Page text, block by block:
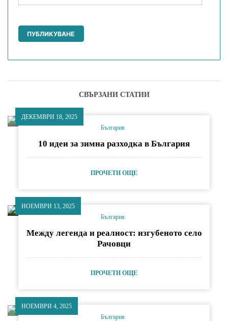
СВЪРЗАНИ СТАТИИ
ДЕКЕМВРИ 18, 2025
България
10 идеи за зимна разходка в България
ПРОЧЕТИ ОЩЕ
НОЕМВРИ 13, 2025
България
Между легенда и реалност: изгубеното село
Рачовци
ПРОЧЕТИ ОЩЕ
НОЕМВРИ 4, 2025
България